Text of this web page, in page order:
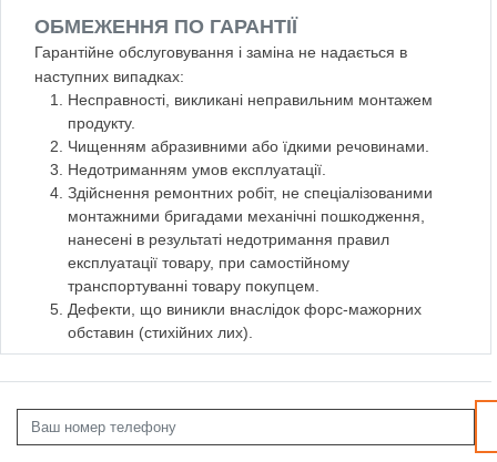
ОБМЕЖЕННЯ ПО ГАРАНТІЇ
Гарантійне обслуговування і заміна не надається в
наступних випадках:
Несправності, викликані неправильним монтажем
продукту.
Чищенням абразивними або їдкими речовинами.
Недотриманням умов експлуатації.
Здійснення ремонтних робіт, не спеціалізованими
монтажними бригадами механічні пошкодження,
нанесені в результаті недотримання правил
експлуатації товару, при самостійному
транспортуванні товару покупцем.
Дефекти, що виникли внаслідок форс-мажорних
обставин (стихійних лих).